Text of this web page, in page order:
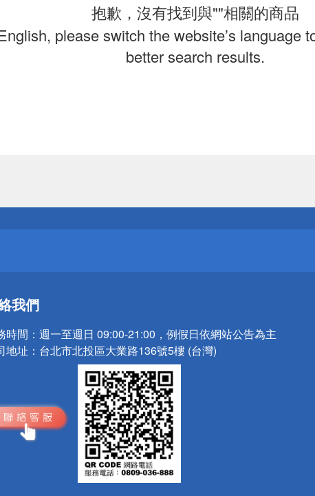
抱歉，沒有找到與""相關的商品
please switch the website’s language
better search results.
我們
時間： 週一至週日 09:00-21:00，例假日依網站公告為主
地址： 台北市北投區大業路136號5樓 (台灣)